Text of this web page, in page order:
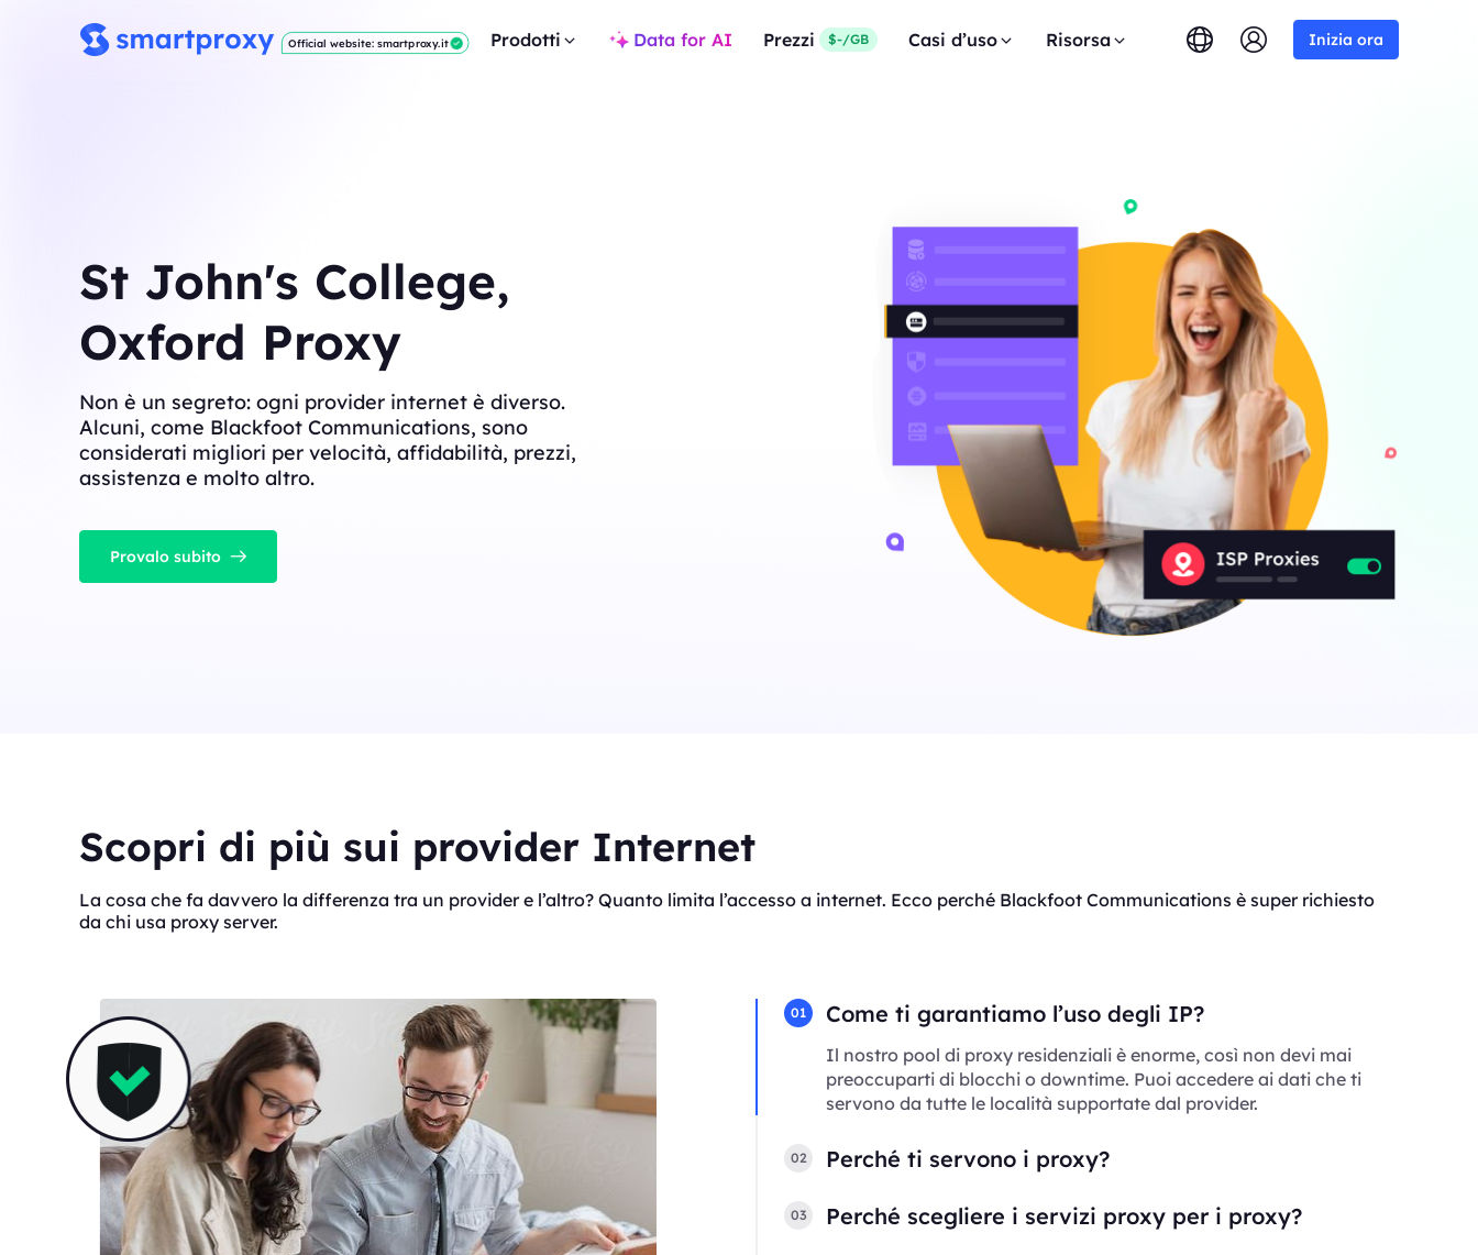
Official website: smartproxy.it Prodotti Data for AI Prezzi $-/GB Casi d’uso Risorsa Inizia ora
St John's College,
Oxford Proxy
Non è un segreto: ogni provider internet è diverso.
Alcuni, come Blackfoot Communications, sono
considerati migliori per velocità, affidabilità, prezzi,
assistenza e molto altro.
Provalo subito
Scopri di più sui provider Internet
La cosa che fa davvero la differenza tra un provider e l’altro? Quanto limita l’accesso a internet. Ecco perché Blackfoot Communications è super richiesto
da chi usa proxy server.
01 Come ti garantiamo l’uso degli IP?
Il nostro pool di proxy residenziali è enorme, così non devi mai
preoccuparti di blocchi o downtime. Puoi accedere ai dati che ti
servono da tutte le località supportate dal provider.
02 Perché ti servono i proxy?
03 Perché scegliere i servizi proxy per i proxy?